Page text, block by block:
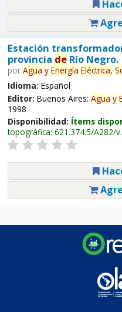
Estación
provincia deRío Negro.
por Agua y Energía Eléctrica,
Idioma: Español
Editor: Buenos Aires: Agua y
1998
Disponibilidad: Ítems
topográfica: 621.374.5/A282/